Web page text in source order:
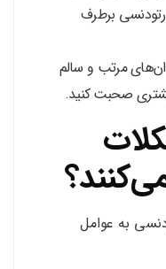
برطرف
مرتب و سالم
صحبت کنید.
به عوامل